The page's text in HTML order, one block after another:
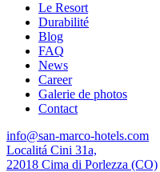
Le Resort
Durabilité
Blog
FAQ
News
Career
Galerie de photos
Contact
info@san-marco-hotels.com
Localitá Cini 31a,
22018 Cima di Porlezza (CO)